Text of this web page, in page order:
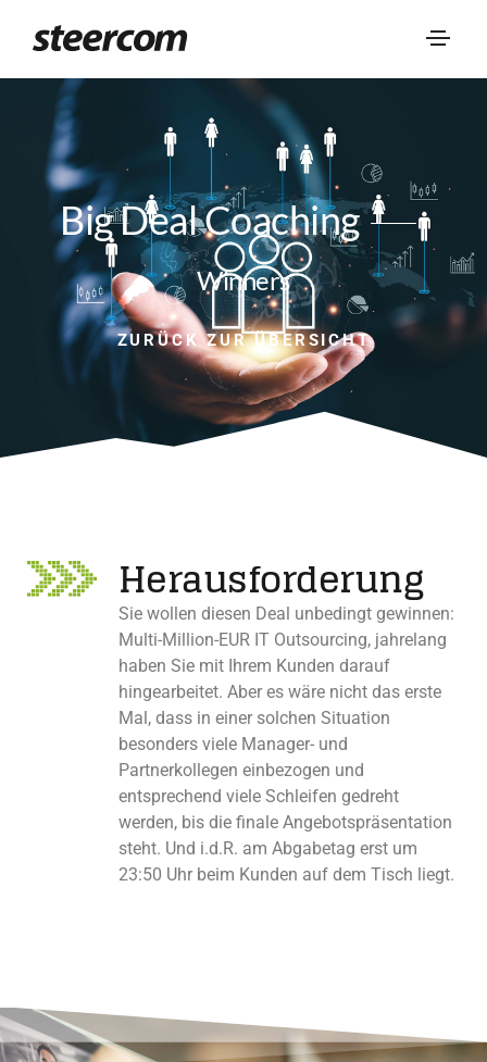
Big Deal Coaching
Winners
ZURÜCK ZUR ÜBERSICHT
Herausforderung
Sie wollen diesen Deal unbedingt gewinnen:
Multi-Million-EUR IT Outsourcing, jahrelang
haben Sie mit Ihrem Kunden darauf
hingearbeitet. Aber es wäre nicht das erste
Mal, dass in einer solchen Situation
besonders viele Manager- und
Partnerkollegen einbezogen und
entsprechend viele Schleifen gedreht
werden, bis die finale Angebotspräsentation
steht. Und i.d.R. am Abgabetag erst um
23:50 Uhr beim Kunden auf dem Tisch liegt.